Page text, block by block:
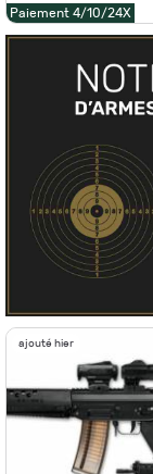
Paiement 4/10/24X
ajouté hier